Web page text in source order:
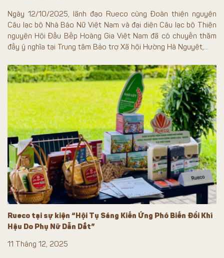
Ngày 12/10/2025, lãnh đạo Rueco cùng Đoàn thiện nguyện
Câu lạc bộ Nhà Báo Nữ Việt Nam và đại diện Câu lạc bộ Thiện
nguyện Hội Đầu Bếp Hoàng Gia Việt Nam đã có chuyến thăm
đầy ý nghĩa tại Trung tâm Bảo trợ Xã hội Hường Hà Nguyệt,...
Rueco tại sự kiện “Hội Tụ Sáng Kiến Ứng Phó Biến Đổi Khí
Hậu Do Phụ Nữ Dẫn Dắt”
11 Tháng 12, 2025